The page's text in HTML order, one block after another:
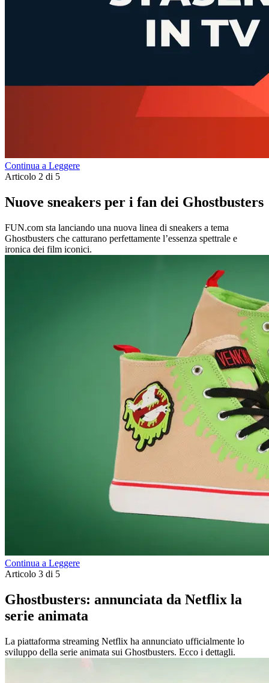
Continua a Leggere
Articolo 2 di 5
Nuove sneakers per i fan dei Ghostbusters
FUN.com sta lanciando una nuova linea di sneakers a tema
Ghostbusters che catturano perfettamente l’essenza spettrale e
ironica dei film iconici.
Continua a Leggere
Articolo 3 di 5
Ghostbusters: annunciata da Netflix la
serie animata
La piattaforma streaming Netflix ha annunciato ufficialmente lo
sviluppo della serie animata sui Ghostbusters. Ecco i dettagli.